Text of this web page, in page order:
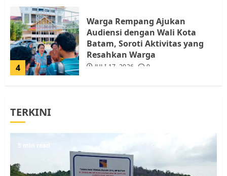
4
Warga Rempang Ajukan
Audiensi dengan Wali Kota
Batam, Soroti Aktivitas yang
Resahkan Warga
JULI 17, 2026 0
5
TERKINI
5 min read